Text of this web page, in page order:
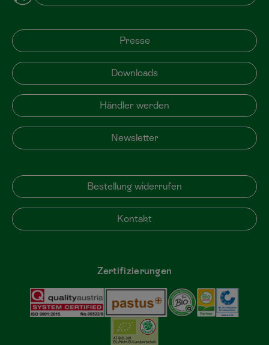
Presse
Downloads
Händler werden
Newsletter
Bestellung widerrufen
Kontakt
Zertifizierungen